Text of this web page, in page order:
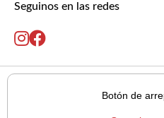
Seguinos en las redes
Botón de